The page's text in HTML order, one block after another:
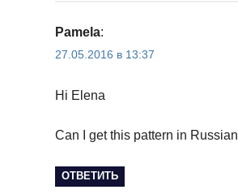
Pamela:
27.05.2016 в 13:37
Hi Elena
Can I get this pattern in Russian
ОТВЕТИТЬ